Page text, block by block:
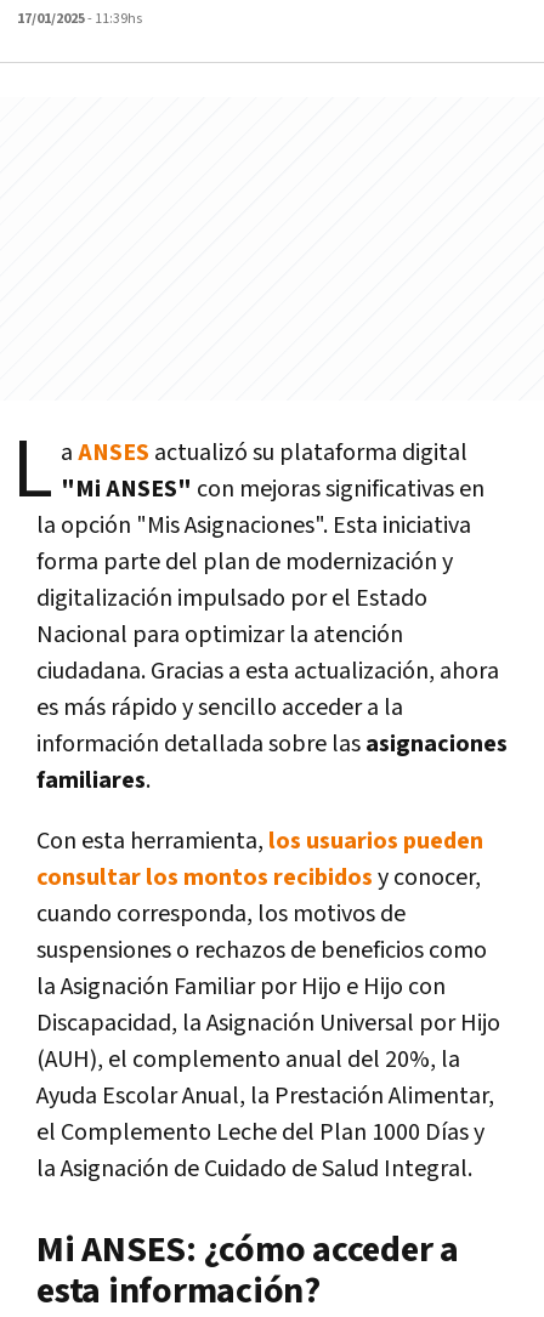
17/01/2025- 11:39hs
L aANSES actualizó su plataforma digital
"Mi ANSES" con mejoras significativas en
la opción "Mis Asignaciones". Esta iniciativa
forma parte del plan de modernización y
digitalización impulsado por el Estado
Nacional para optimizar la atención
ciudadana. Gracias a esta actualización, ahora
es más rápido y sencillo acceder a la
información detallada sobre lasasignaciones
familiares.
Con esta herramienta, los usuarios pueden
consultar los montos recibidosy conocer,
cuando corresponda, los motivos de
suspensiones o rechazos de beneficios como
la Asignación Familiar por Hijo e Hijo con
Discapacidad, la Asignación Universal por Hijo
(AUH), el complemento anual del 20%, la
Ayuda Escolar Anual, la Prestación Alimentar,
el Complemento Leche del Plan 1000 Días y
la Asignación de Cuidado de Salud Integral.
Mi ANSES: ¿cómo acceder a
esta información?